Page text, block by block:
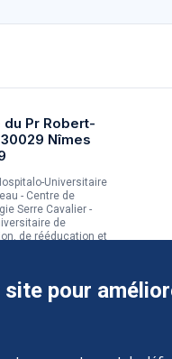
du Pr Robert-
Nîmes
Universitaire
- Centre de
Serre Cavalier -
de
de rééducation et
pour